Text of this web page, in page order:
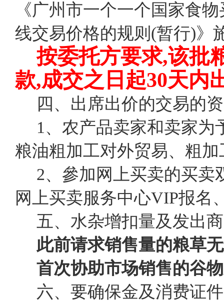
《广州市一个一个国家食
线交易价格的规则(暂行)》
按委托方要求,该批
款,成交之日起30天内
四、出席出价的交易的
1、农产品卖家和卖家
粮油粗加工对外贸易、粗
2、參加网上买卖的买卖
网上买卖服务中心VIP报名
五、水杂增扣量及发出
此前请求销售量的粮草
首次协助市场销售的谷
六、要确保金及消费证